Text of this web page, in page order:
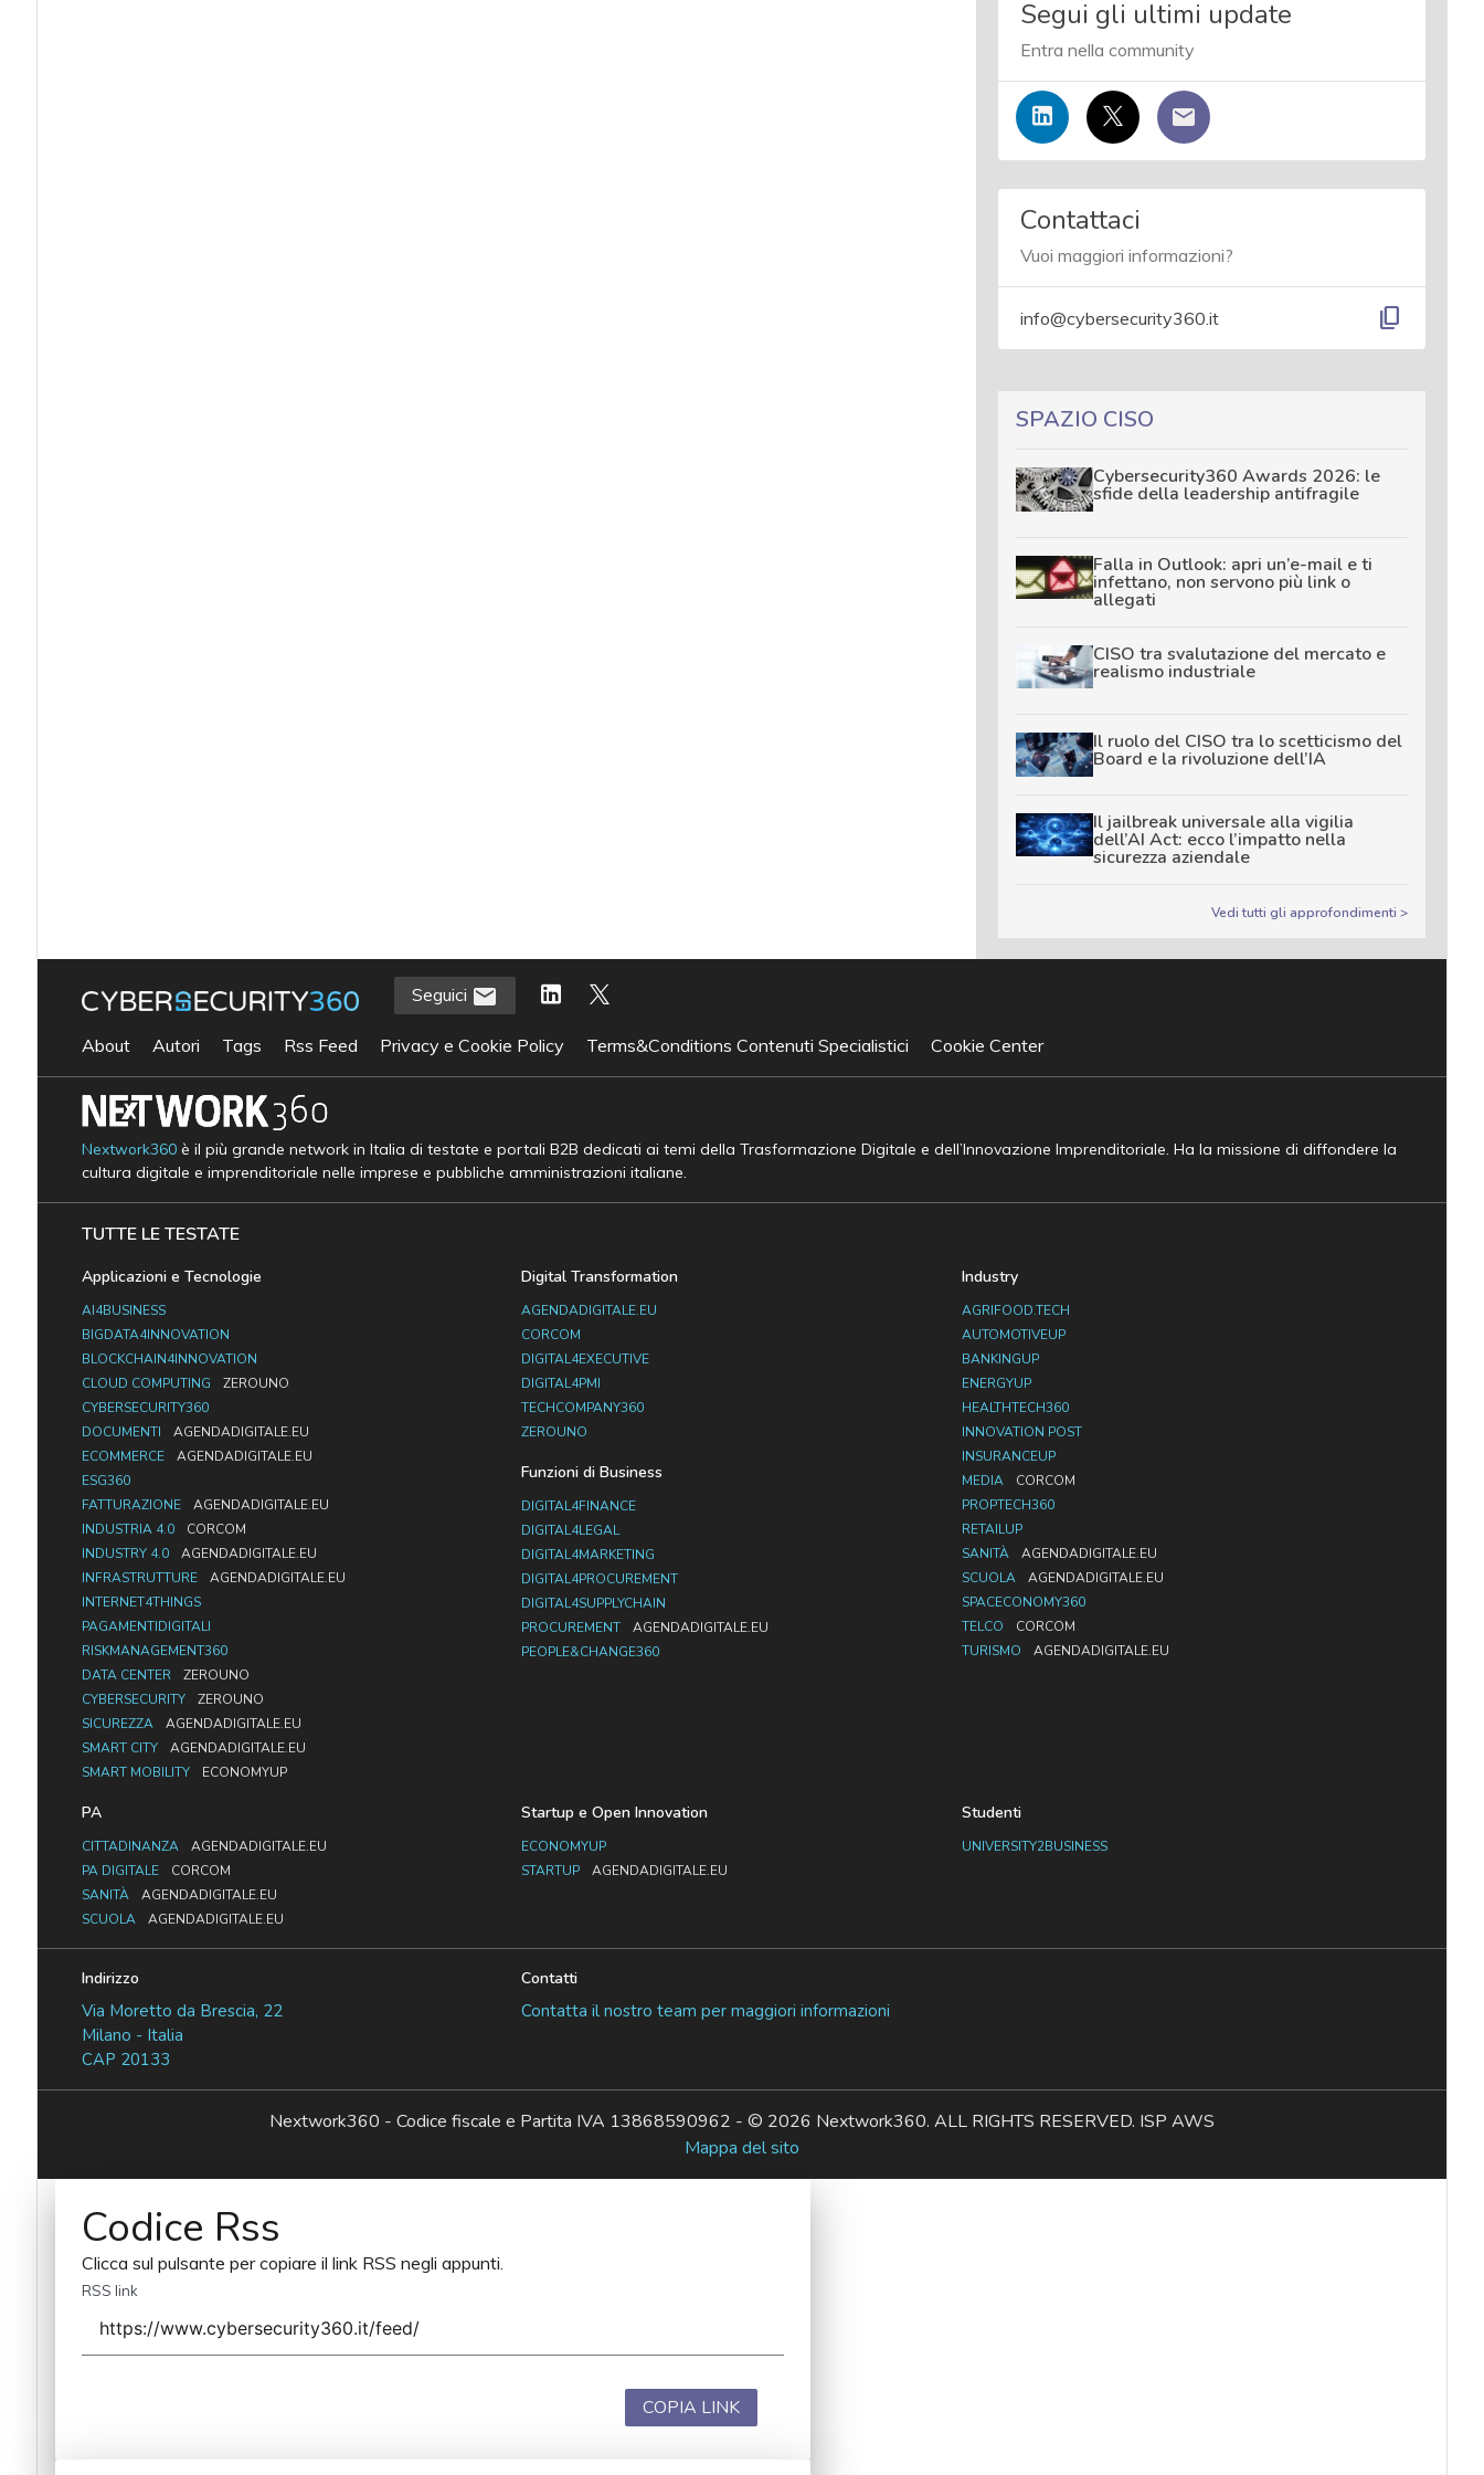
Segui gli ultimi update
Entra nella community
Contattaci
Vuoi maggiori informazioni?
info@cybersecurity360.it content_copy
SPAZIO CISO
Cybersecurity360 Awards 2026: le
sfide della leadership antifragile
Falla in Outlook: apri un’e-mail e ti
infettano, non servono più link o
allegati
CISO tra svalutazione del mercato e
realismo industriale
Il ruolo del CISO tra lo scetticismo del
Board e la rivoluzione dell’IA
Il jailbreak universale alla vigilia
dell’AI Act: ecco l’impatto nella
sicurezza aziendale
Vedi tutti gli approfondimenti >
Seguici
About Autori Tags Rss Feed Privacy e Cookie Policy Terms&Conditions Contenuti Specialistici Cookie Center
Nextwork360è il più grande network in Italia di testate e portali B2B dedicati ai temi della Trasformazione Digitale e dell’Innovazione Imprenditoriale. Ha la missione di diffondere la
cultura digitale e imprenditoriale nelle imprese e pubbliche amministrazioni italiane.
TUTTE LE TESTATE
Applicazioni e Tecnologie
AI4BUSINESS
BIGDATA4INNOVATION
BLOCKCHAIN4INNOVATION
CLOUD COMPUTING
ZEROUNO
CYBERSECURITY360
DOCUMENTI
AGENDADIGITALE.EU
ECOMMERCE
AGENDADIGITALE.EU
ESG360
FATTURAZIONE
AGENDADIGITALE.EU
INDUSTRIA 4.0
CORCOM
INDUSTRY 4.0
AGENDADIGITALE.EU
INFRASTRUTTURE
AGENDADIGITALE.EU
INTERNET4THINGS
PAGAMENTIDIGITALI
RISKMANAGEMENT360
DATA CENTER
ZEROUNO
CYBERSECURITY
ZEROUNO
SICUREZZA
AGENDADIGITALE.EU
SMART CITY
AGENDADIGITALE.EU
SMART MOBILITY
ECONOMYUP
Digital Transformation
AGENDADIGITALE.EU
CORCOM
DIGITAL4EXECUTIVE
DIGITAL4PMI
TECHCOMPANY360
ZEROUNO
Funzioni di Business
DIGITAL4FINANCE
DIGITAL4LEGAL
DIGITAL4MARKETING
DIGITAL4PROCUREMENT
DIGITAL4SUPPLYCHAIN
PROCUREMENT
AGENDADIGITALE.EU
PEOPLE&CHANGE360
Industry
AGRIFOOD.TECH
AUTOMOTIVEUP
BANKINGUP
ENERGYUP
HEALTHTECH360
INNOVATION POST
INSURANCEUP
MEDIA
CORCOM
PROPTECH360
RETAILUP
SANITÀ
AGENDADIGITALE.EU
SCUOLA
AGENDADIGITALE.EU
SPACECONOMY360
TELCO
CORCOM
TURISMO
AGENDADIGITALE.EU
PA
CITTADINANZA
AGENDADIGITALE.EU
PA DIGITALE
CORCOM
SANITÀ
AGENDADIGITALE.EU
SCUOLA
AGENDADIGITALE.EU
Startup e Open Innovation
ECONOMYUP
STARTUP
AGENDADIGITALE.EU
Studenti
UNIVERSITY2BUSINESS
Indirizzo
Via Moretto da Brescia, 22
Milano - Italia
CAP 20133
Contatti
Contatta il nostro team per maggiori informazioni
Nextwork360 - Codice fiscale e Partita IVA 13868590962 - © 2026 Nextwork360. ALL RIGHTS RESERVED. ISP AWS
Mappa del sito
Codice Rss
Clicca sul pulsante per copiare il link RSS negli appunti.
RSS link
COPIA LINK